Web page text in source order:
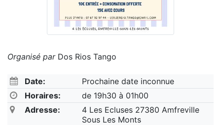
Organisé parDos Rios Tango
Date:
Prochaine date inconnue
Horaires:
de 19h30 à 01h00
Adresse:
4 Les Ecluses 27380 Amfreville
Sous Les Monts